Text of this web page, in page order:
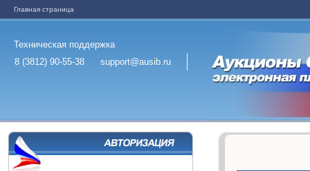
Главная страница
Техническая поддержка
8 (3812) 90-55-38
support@ausib.ru